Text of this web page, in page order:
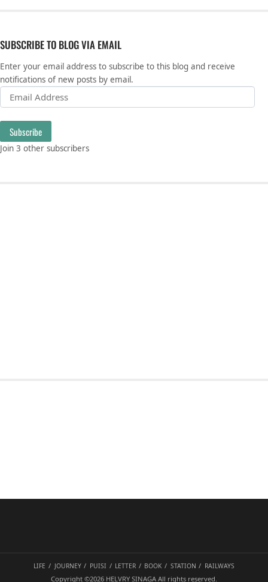
SUBSCRIBE TO BLOG VIA EMAIL
Enter your email address to subscribe to this blog and receive
notifications of new posts by email.
Email Address
Subscribe
Join 3 other subscribers
LIFE JOURNEY PUISI LETTER BOOK STATION RAILWAYS
Copyright ©2026 HELVRY SINAGA All rights reserved.